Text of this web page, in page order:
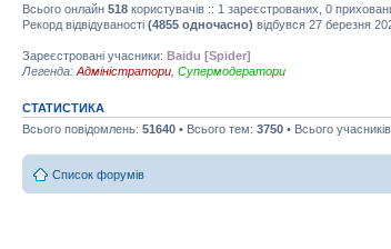
Всього онлайн 518 користувачів :: 1 зареєстрованих, 0
Рекорд відвідуваності (4855 одночасно) відбувся 27 березня
Зареєстровані учасники: Baidu [Spider]
Легенда: Адміністратори Супермодератори
СТАТИСТИКА
Всього повідомлень: 51640 • Всього тем: 3750 • Всього
Список форумів